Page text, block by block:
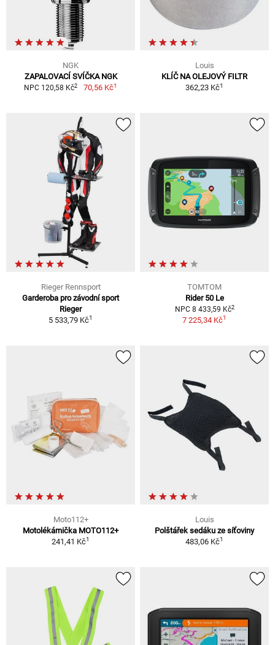
NGK
ZAPALOVACÍ SVÍČKA NGK
NPC 120,58 Kč2 70,56 Kč1
Louis
KLÍČ NA OLEJOVÝ FILTR
362,23 Kč1
Rieger Rennsport
Garderoba pro závodní sport
Rieger
5 533,79 Kč1
TOMTOM
Rider 50 Le
NPC 8 433,59 Kč2
7 225,34 Kč1
Moto112+
Motolékárnička MOTO112+
241,41 Kč1
Louis
Polštářek sedáku ze síťoviny
483,06 Kč1